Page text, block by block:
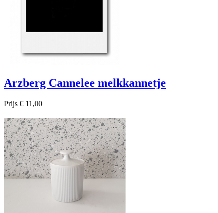
Arzberg Cannelee melkkannetje
Prijs € 11,00
Snel bekijken